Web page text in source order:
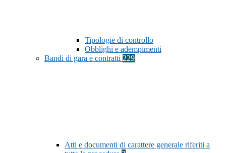
Tipologie di controllo
Obblighi e adempimenti
Bandi di gara e contratti 229
Atti e documenti di carattere generale riferiti a